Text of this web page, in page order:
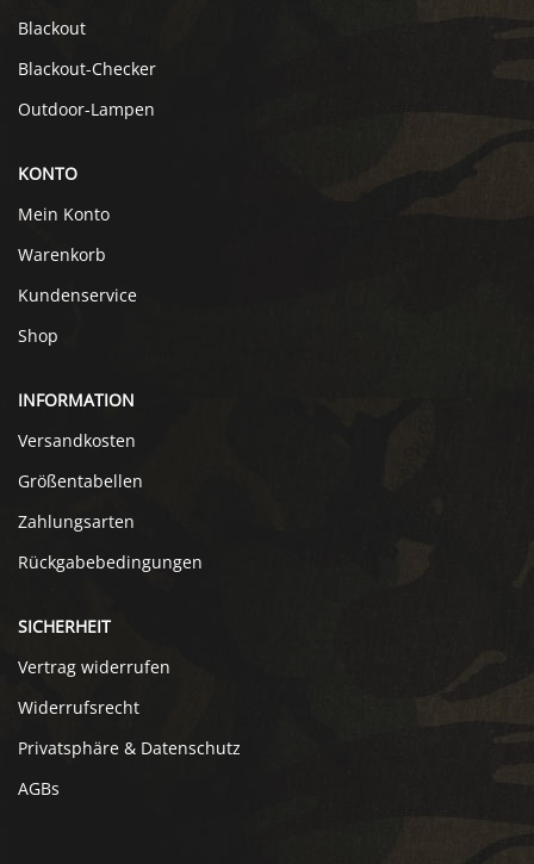
Blackout
Blackout-Checker
Outdoor-Lampen
KONTO
Mein Konto
Warenkorb
Kundenservice
Shop
INFORMATION
Versandkosten
Größentabellen
Zahlungsarten
Rückgabebedingungen
SICHERHEIT
Vertrag widerrufen
Widerrufsrecht
Privatsphäre & Datenschutz
AGBs